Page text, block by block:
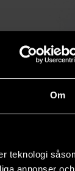
Om
teknologi
annonseroch